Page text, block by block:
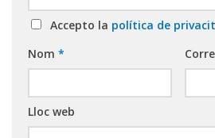
Accepto la política de
Nom *
Lloc web